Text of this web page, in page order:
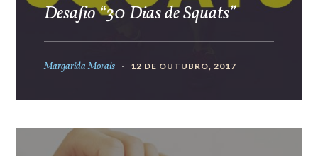
Desafio “30 Dias de Squats”
Margarida Morais 12 DE OUTUBRO, 2017